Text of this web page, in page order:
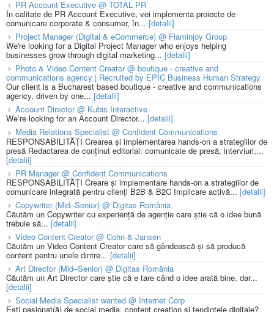
PR Account Executive @ TOTAL PR
În calitate de PR Account Executive, vei implementa proiecte de
comunicare corporate & consumer, în... [detalii]
Project Manager (Digital & eCommerce) @ Flaminjoy Group
We're looking for a Digital Project Manager who enjoys helping
businesses grow through digital marketing... [detalii]
Photo & Video Content Creator @ boutique - creative and
communications agency | Recruited by EPIC Business Human Strategy
Our client is a Bucharest based boutique - creative and communications
agency, driven by one... [detalii]
Account Director @ Kubis Interactive
We’re looking for an Account Director... [detalii]
Media Relations Specialist @ Confident Communications
RESPONSABILITĂȚI Crearea și implementarea hands-on a strategiilor de
presă Redactarea de conținut editorial: comunicate de presă, interviuri,...
[detalii]
PR Manager @ Confident Communications
RESPONSABILITĂȚI Creare și implementare hands-on a strategiilor de
comunicare integrată pentru clienți B2B & B2C Implicare activă... [detalii]
Copywriter (Mid–Senior) @ Digitas România
Căutăm un Copywriter cu experiență de agenție care știe că o idee bună
trebuie să... [detalii]
Video Content Creator @ Cohn & Jansen
Căutăm un Video Content Creator care să gândească și să producă
content pentru unele dintre... [detalii]
Art Director (Mid–Senior) @ Digitas România
Căutăm un Art Director care știe că e tare când o idee arată bine, dar...
[detalii]
Social Media Specialist wanted @ Internet Corp
Ești pasionat(ă) de social media, content creation și tendințele digitale?